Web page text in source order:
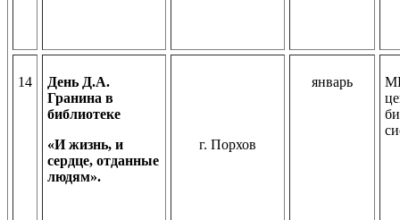
14
День Д.А.
Гранина в
библиотеке
«И жизнь, и
сердце, отданные
людям».
г. Порхов
январь